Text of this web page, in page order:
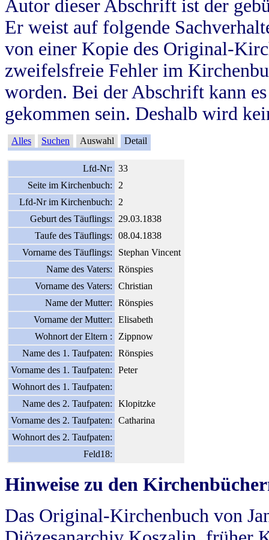
Autor dieser Abschrift ist der
Er weist auf folgende
von einer Kopie des Original-
zweifelsfreie Fehler im
worden. Bei der Abschrift kann
gekommen sein. Deshalb wird
Alles Suchen Auswahl Detail
Lfd-Nr:
33
Seite im Kirchenbuch:
2
Lfd-Nr im Kirchenbuch:
2
Geburt des Täuflings:
29.03.1838
Taufe des Täuflings:
08.04.1838
Vorname des Täuflings:
Stephan Vincent
Name des Vaters:
Rönspies
Vorname des Vaters:
Christian
Name der Mutter:
Rönspies
Vorname der Mutter:
Elisabeth
Wohnort der Eltern :
Zippnow
Name des 1. Taufpaten:
Rönspies
Vorname des 1. Taufpaten:
Peter
Wohnort des 1. Taufpaten:
Name des 2. Taufpaten:
Klopitzke
Vorname des 2. Taufpaten:
Catharina
Wohnort des 2. Taufpaten:
Feld18:
Hinweise zu den
Das Original-Kirchenbuch von